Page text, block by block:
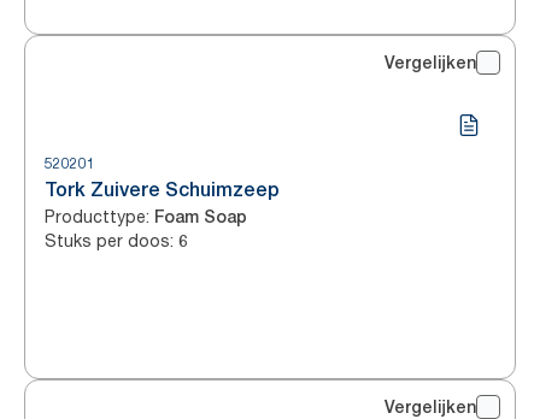
Vergelijken
520201
Tork Zuivere Schuimzeep
Producttype: Foam Soap
Stuks per doos: 6
Vergelijken